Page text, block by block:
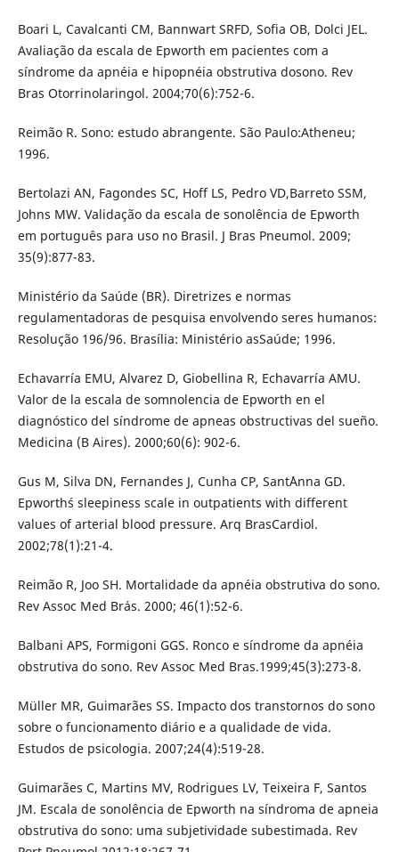
Boari L, Cavalcanti CM, Bannwart SRFD, Sofia OB, Dolci JEL.
Avaliação da escala de Epworth em pacientes com a
síndrome da apnéia e hipopnéia obstrutiva dosono. Rev
Bras Otorrinolaringol. 2004;70(6):752-6.
Reimão R. Sono: estudo abrangente. São Paulo:Atheneu;
1996.
Bertolazi AN, Fagondes SC, Hoff LS, Pedro VD,Barreto SSM,
Johns MW. Validação da escala de sonolência de Epworth
em português para uso no Brasil. J Bras Pneumol. 2009;
35(9):877-83.
Ministério da Saúde (BR). Diretrizes e normas
regulamentadoras de pesquisa envolvendo seres humanos:
Resolução 196/96. Brasília: Ministério asSaúde; 1996.
Echavarría EMU, Alvarez D, Giobellina R, Echavarría AMU.
Valor de la escala de somnolencia de Epworth en el
diagnóstico del síndrome de apneas obstructivas del sueño.
Medicina (B Aires). 2000;60(6): 902-6.
Gus M, Silva DN, Fernandes J, Cunha CP, Sant´Anna GD.
Epworth´s sleepiness scale in outpatients with different
values of arterial blood pressure. Arq BrasCardiol.
2002;78(1):21-4.
Reimão R, Joo SH. Mortalidade da apnéia obstrutiva do sono.
Rev Assoc Med Brás. 2000; 46(1):52-6.
Balbani APS, Formigoni GGS. Ronco e síndrome da apnéia
obstrutiva do sono. Rev Assoc Med Bras.1999;45(3):273-8.
Müller MR, Guimarães SS. Impacto dos transtornos do sono
sobre o funcionamento diário e a qualidade de vida.
Estudos de psicologia. 2007;24(4):519-28.
Guimarães C, Martins MV, Rodrigues LV, Teixeira F, Santos
JM. Escala de sonolência de Epworth na síndroma de apneia
obstrutiva do sono: uma subjetividade subestimada. Rev